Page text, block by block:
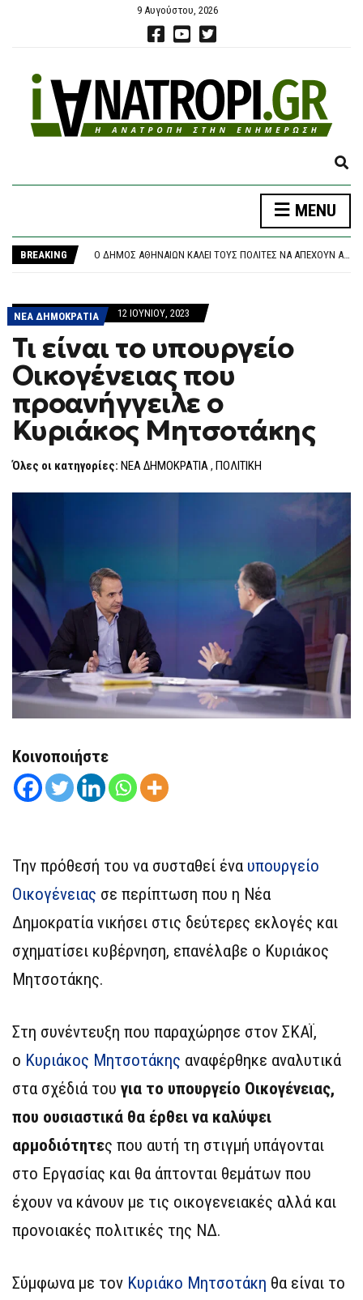
9 Αυγούστου, 2026
E
P
N
MENU
BREAKING
Ο ΔΉΜΟΣ ΑΘΗΝΑΊΩΝ ΚΑΛΕΊ ΤΟΥΣ ΠΟΛΊΤΕΣ ΝΑ ΑΠΈΧΟΥΝ ΑΠΌ ΕΡΓΑΣΊΕΣ ΣΕ ΕΞΩΤΕΡΙΚΟΎΣ ΧΏΡΟΥΣ ΠΟΥ ΜΠΟΡΕΊ ΝΑ ΠΡΟΚΑΛΈΣΟΥΝ ΠΥΡΚΑΓΙΆ
ΘΡΉΝΟΣ ΓΙΑ ΤΟΝ ΜΈΣΙ: ΠΈΘΑΝΕ ΣΤΑ 68 ΤΟΥ ΧΡΌΝΙΑ Ο ΠΑΤΈΡΑΣ ΤΟΥ, ΧΌΡΧΕ – ΥΠΉΡΞΕ Ο ΜΈΝΤΟΡΑΣ ΚΑΙ ΑΤΖΈΝΤΗΣ ΤΟΥ ΜΈΧΡΙ ΤΗΝ ΤΕΛΕΥΤΑΊΑ ΣΤΙΓΜΉ
ΝΕΑ ΔΗΜΟΚΡΑΤΙΑ
12 ΙΟΥΝΊΟΥ, 2023
Τι είναι το υπουργείο
Οικογένειας που
προανήγγειλε ο
Κυριάκος Μητσοτάκης
Όλες οι κατηγορίες: ΝΕΑ ΔΗΜΟΚΡΑΤΙΑ, ΠΟΛΙΤΙΚΗ
Κοινοποιήστε
Την πρόθεσή του να συσταθεί ένα υπουργείο
Οικογένειας σε περίπτωση που η Νέα
Δημοκρατία νικήσει στις δεύτερες εκλογές και
σχηματίσει κυβέρνηση, επανέλαβε ο Κυριάκος
Μητσοτάκης.
Στη συνέντευξη που παραχώρησε στον ΣΚΑΪ,
ο Κυριάκος Μητσοτάκης αναφέρθηκε αναλυτικά
στα σχέδιά του για το υπουργείο Οικογένειας,
που ουσιαστικά θα έρθει να καλύψει
αρμοδιότητες που αυτή τη στιγμή υπάγονται
στο Εργασίας και θα άπτονται θεμάτων που
έχουν να κάνουν με τις οικογενειακές αλλά και
προνοιακές πολιτικές της ΝΔ.
Σύμφωνα με τον Κυριάκο Μητσοτάκη θα είναι το